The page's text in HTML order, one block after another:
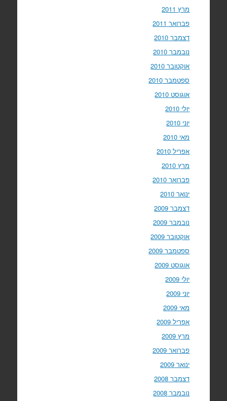
מרץ 2011
פברואר 2011
דצמבר 2010
נובמבר 2010
אוקטובר 2010
ספטמבר 2010
אוגוסט 2010
יולי 2010
יוני 2010
מאי 2010
אפריל 2010
מרץ 2010
פברואר 2010
ינואר 2010
דצמבר 2009
נובמבר 2009
אוקטובר 2009
ספטמבר 2009
אוגוסט 2009
יולי 2009
יוני 2009
מאי 2009
אפריל 2009
מרץ 2009
פברואר 2009
ינואר 2009
דצמבר 2008
נובמבר 2008